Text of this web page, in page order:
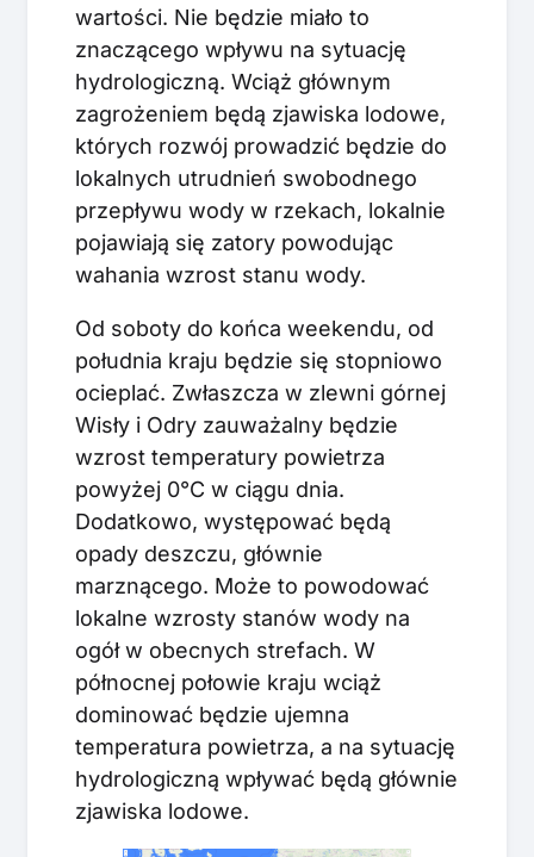
wartości. Nie będzie miało to
znaczącego wpływu na sytuację
hydrologiczną. Wciąż głównym
zagrożeniem będą zjawiska lodowe,
których rozwój prowadzić będzie do
lokalnych utrudnień swobodnego
przepływu wody w rzekach, lokalnie
pojawiają się zatory powodując
wahania wzrost stanu wody.
Od soboty do końca weekendu, od
południa kraju będzie się stopniowo
ocieplać. Zwłaszcza w zlewni górnej
Wisły i Odry zauważalny będzie
wzrost temperatury powietrza
powyżej 0°C w ciągu dnia.
Dodatkowo, występować będą
opady deszczu, głównie
marznącego. Może to powodować
lokalne wzrosty stanów wody na
ogół w obecnych strefach. W
północnej połowie kraju wciąż
dominować będzie ujemna
temperatura powietrza, a na sytuację
hydrologiczną wpływać będą głównie
zjawiska lodowe.